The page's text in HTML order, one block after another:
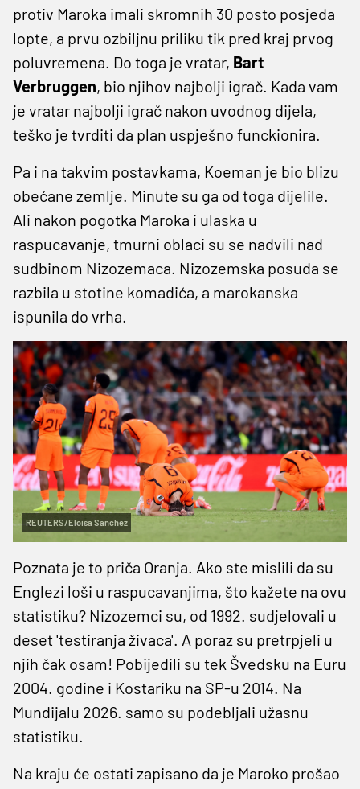
protiv Maroka imali skromnih 30 posto posjeda
lopte, a prvu ozbiljnu priliku tik pred kraj prvog
poluvremena. Do toga je vratar, Bart
Verbruggen, bio njihov najbolji igrač. Kada vam
je vratar najbolji igrač nakon uvodnog dijela,
teško je tvrditi da plan uspješno funckionira.
Pa i na takvim postavkama, Koeman je bio blizu
obećane zemlje. Minute su ga od toga dijelile.
Ali nakon pogotka Maroka i ulaska u
raspucavanje, tmurni oblaci su se nadvili nad
sudbinom Nizozemaca. Nizozemska posuda se
razbila u stotine komadića, a marokanska
ispunila do vrha.
REUTERS/Eloisa Sanchez
Poznata je to priča Oranja. Ako ste mislili da su
Englezi loši u raspucavanjima, što kažete na ovu
statistiku? Nizozemci su, od 1992. sudjelovali u
deset 'testiranja živaca'. A poraz su pretrpjeli u
njih čak osam! Pobijedili su tek Švedsku na Euru
2004. godine i Kostariku na SP-u 2014. Na
Mundijalu 2026. samo su podebljali užasnu
statistiku.
Na kraju će ostati zapisano da je Maroko prošao